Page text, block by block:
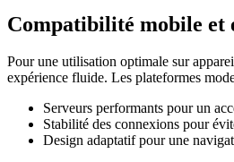
Compatibilité mobile et
Pour une utilisation optimale sur
expérience fluide. Les plateformes
Serveurs performants pour un
Stabilité des connexions pour
Design adaptatif pour une